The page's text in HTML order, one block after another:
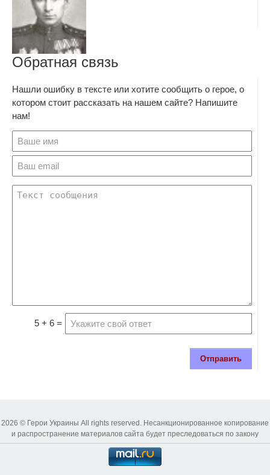
Обратная связь
Нашли ошибку в тексте или хотите сообщить о герое, о
котором стоит рассказать на нашем сайте? Напишите
нам!
5 + 6 =
Отправить
2026 © Герои Украины All rights reserved. Несанкционированное копирование
и распространение материалов сайта будет преследоваться по закону